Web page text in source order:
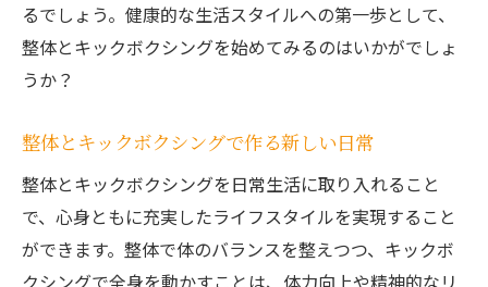
るでしょう。健康的な生活スタイルへの第一歩として、
整体とキックボクシングを始めてみるのはいかがでしょ
うか？
整体とキックボクシングで作る新しい日常
整体とキックボクシングを日常生活に取り入れること
で、心身ともに充実したライフスタイルを実現すること
ができます。整体で体のバランスを整えつつ、キックボ
クシングで全身を動かすことは、体力向上や精神的なリ